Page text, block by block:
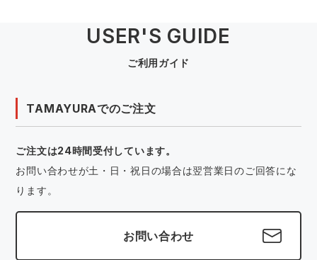
USER'S GUIDE
ご利用ガイド
TAMAYURAでのご注文
ご注文は24時間受付しています。
お問い合わせが土・日・祝日の場合は翌営業日のご回答にな
ります。
お問い合わせ